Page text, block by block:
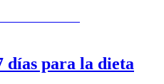
días para la dieta